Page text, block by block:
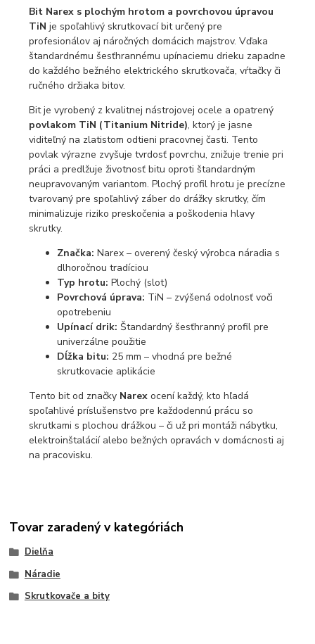
Bit Narex s plochým hrotom a povrchovou úpravou
TiN je spoľahlivý skrutkovací bit určený pre
profesionálov aj náročných domácich majstrov. Vďaka
štandardnému šesťhrannému upínaciemu drieku zapadne
do každého bežného elektrického skrutkovača, vŕtačky či
ručného držiaka bitov.
Bit je vyrobený z kvalitnej nástrojovej ocele a opatrený
povlakom TiN (Titanium Nitride), ktorý je jasne
viditeľný na zlatistom odtieni pracovnej časti. Tento
povlak výrazne zvyšuje tvrdosť povrchu, znižuje trenie pri
práci a predlžuje životnosť bitu oproti štandardným
neupravovaným variantom. Plochý profil hrotu je precízne
tvarovaný pre spoľahlivý záber do drážky skrutky, čím
minimalizuje riziko preskočenia a poškodenia hlavy
skrutky.
Značka: Narex – overený český výrobca náradia s
dlhoročnou tradíciou
Typ hrotu: Plochý (slot)
Povrchová úprava: TiN – zvýšená odolnosť voči
opotrebeniu
Upínací drik: Štandardný šesťhranný profil pre
univerzálne použitie
Dĺžka bitu: 25 mm – vhodná pre bežné
skrutkovacie aplikácie
Tento bit od značky Narex ocení každý, kto hľadá
spoľahlivé príslušenstvo pre každodennú prácu so
skrutkami s plochou drážkou – či už pri montáži nábytku,
elektroinštalácií alebo bežných opravách v domácnosti aj
na pracovisku.
Tovar zaradený v kategóriách
Dielňa
Náradie
Skrutkovače a bity